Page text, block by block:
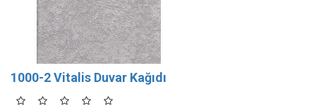
1000-2 Vitalis Duvar Kağıdı